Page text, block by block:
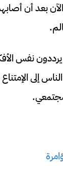
بعد أن
نفس
إلى